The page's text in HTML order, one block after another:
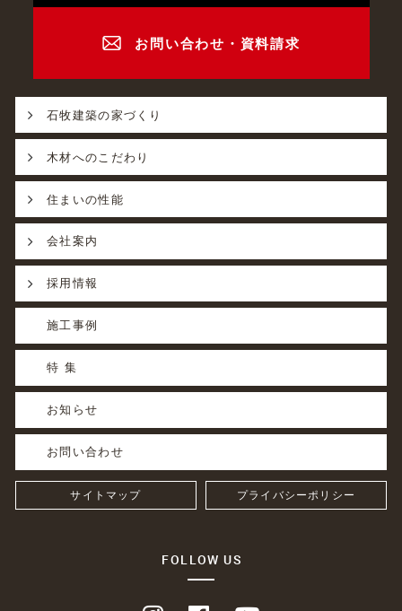
お問い合わせ・資料請求
石牧建築の家づくり
木材へのこだわり
住まいの性能
会社案内
採用情報
施工事例
特 集
お知らせ
お問い合わせ
サイトマップ プライバシーポリシー
FOLLOW US